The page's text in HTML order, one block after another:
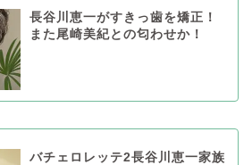
長谷川恵一がすきっ歯を矯正！
また尾崎美紀との匂わせか！
バチェロレッテ2長谷川恵一家族